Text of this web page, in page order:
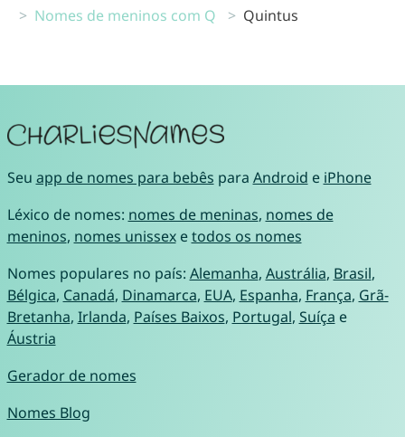
Nomes de meninos com Q
Quintus
Seu app de nomes para bebês para Android e iPhone
Léxico de nomes: nomes de meninas, nomes de
meninos, nomes unissexetodos os nomes
Nomes populares no país: Alemanha, Austrália, Brasil,
Bélgica, Canadá, Dinamarca, EUA, Espanha, França, Grã-
Bretanha, Irlanda, Países Baixos, Portugal, Suíça e
Áustria
Gerador de nomes
Nomes Blog